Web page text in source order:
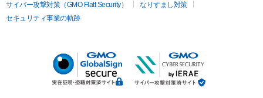
サイバー攻撃対策（GMO Flatt Security）
なりすまし対策
セキュリティ事業の軌跡